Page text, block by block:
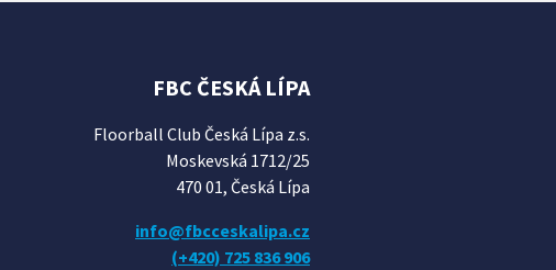
FBC ČESKÁ LÍPA
Floorball Club Česká Lípa z.s.
Moskevská 1712/25
470 01, Česká Lípa
info@fbcceskalipa.cz
(+420) 725 836 906